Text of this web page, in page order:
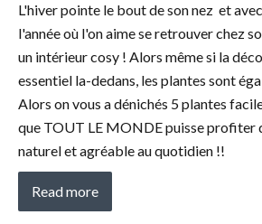
L'hiver pointe le bout de son nez et
l'année où l'on aime se retrouver chez
un intérieur cosy ! Alors même si la
essentiel la-dedans, les plantes sont
Alors on vous a dénichés 5 plantes
que TOUT LE MONDE puisse profiter
naturel et agréable au quotidien !!
Read more